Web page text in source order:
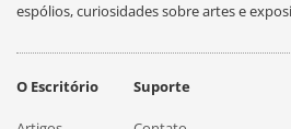
espólios, curiosidades sobre artes e
O Escritório Suporte